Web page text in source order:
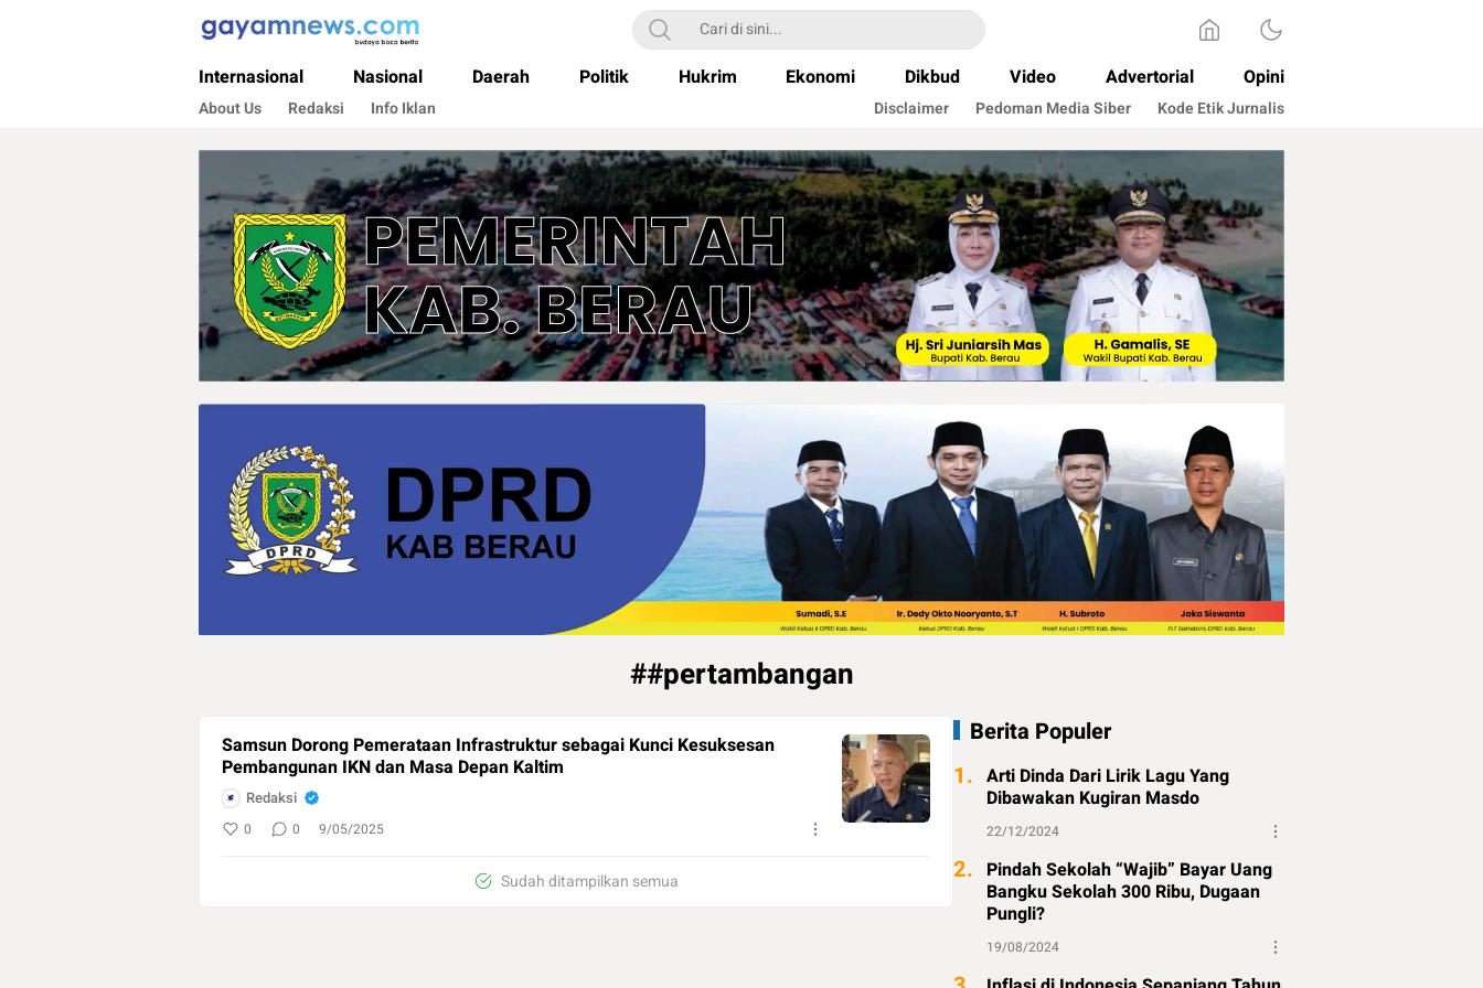
Gayamnews.com
Budaya Baca Berita
Internasional Nasional Daerah Politik Hukrim Ekonomi Dikbud Video Advertorial Opini
About Us Redaksi Info Iklan Disclaimer Pedoman Media Siber Kode Etik Jurnalis
##pertambangan
Samsun Dorong Pemerataan Infrastruktur sebagai Kunci Kesuksesan
Pembangunan IKN dan Masa Depan Kaltim
Redaksi
0 0 9/05/2025
Sudah ditampilkan semua
Berita Populer
1. Arti Dinda Dari Lirik Lagu Yang
Dibawakan Kugiran Masdo
22/12/2024
2. Pindah Sekolah “Wajib” Bayar Uang
Bangku Sekolah 300 Ribu, Dugaan
Pungli?
19/08/2024